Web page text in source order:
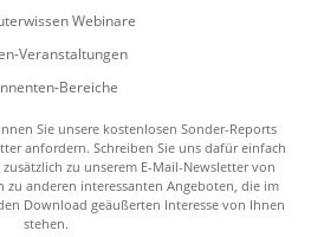
Webinare
Veranstaltungen
Bereiche
Sie unsere kostenlosen Sonder-Reports
anfordern. Schreiben Sie uns dafür einfach
zu unserem E-Mail-Newsletter von
zu anderen interessanten Angeboten, die im
Download geäußerten Interesse von Ihnen
stehen.